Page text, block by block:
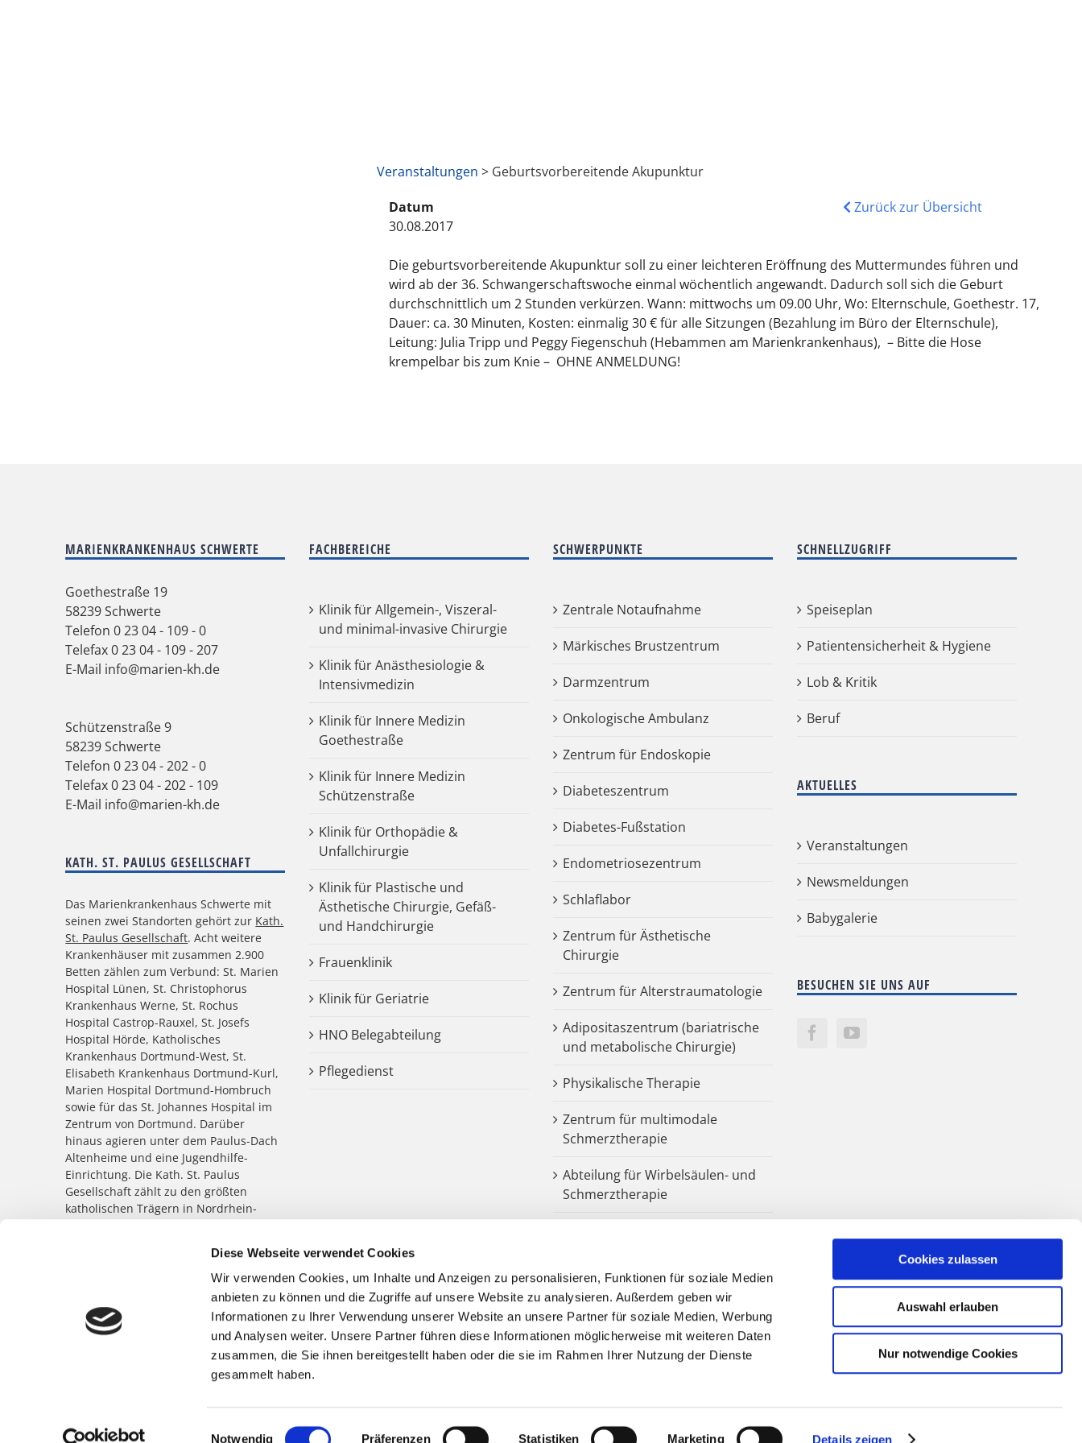
Diese Webseite verwendet Cookies
Wir verwenden Cookies, um Inhalte und Anzeigen zu personalisieren, Funktionen für soziale Medien
anbieten zu können und die Zugriffe auf unsere Website zu analysieren. Außerdem geben wir
Informationen zu Ihrer Verwendung unserer Website an unsere Partner für soziale Medien, Werbung
und Analysen weiter. Unsere Partner führen diese Informationen möglicherweise mit weiteren Daten
zusammen, die Sie ihnen bereitgestellt haben oder die sie im Rahmen Ihrer Nutzung der Dienste
gesammelt haben.
Einwilligungsauswahl
Notwendig Präferenzen Statistiken Marketing Details zeigen
Cookies zulassen
Auswahl erlauben
Nur notwendige Cookies
Veranstaltungen > Geburtsvorbereitende Akupunktur
Datum
30.08.2017
Zurück zur Übersicht
Die geburtsvorbereitende Akupunktur soll zu einer leichteren Eröffnung des Muttermundes führen und
wird ab der 36. Schwangerschaftswoche einmal wöchentlich angewandt. Dadurch soll sich die Geburt
durchschnittlich um 2 Stunden verkürzen. Wann: mittwochs um 09.00 Uhr, Wo: Elternschule, Goethestr. 17,
Dauer: ca. 30 Minuten, Kosten: einmalig 30 € für alle Sitzungen (Bezahlung im Büro der Elternschule),
Leitung: Julia Tripp und Peggy Fiegenschuh (Hebammen am Marienkrankenhaus), – Bitte die Hose
krempelbar bis zum Knie – OHNE ANMELDUNG!
MARIENKRANKENHAUS SCHWERTE
Goethestraße 19
58239 Schwerte
Telefon0 23 04 - 109 - 0
Telefax 0 23 04 - 109 - 207
E-Mail info@marien-kh.de
Schützenstraße 9
58239 Schwerte
Telefon0 23 04 - 202 - 0
Telefax 0 23 04 - 202 - 109
E-Mail info@marien-kh.de
KATH. ST. PAULUS GESELLSCHAFT
Das Marienkrankenhaus Schwerte mit
seinen zwei Standorten gehört zur Kath.
St. Paulus Gesellschaft. Acht weitere
Krankenhäuser mit zusammen 2.900
Betten zählen zum Verbund: St. Marien
Hospital Lünen, St. Christophorus
Krankenhaus Werne, St. Rochus
Hospital Castrop-Rauxel, St. Josefs
Hospital Hörde, Katholisches
Krankenhaus Dortmund-West, St.
Elisabeth Krankenhaus Dortmund-Kurl,
Marien Hospital Dortmund-Hombruch
sowie für das St. Johannes Hospital im
Zentrum von Dortmund. Darüber
hinaus agieren unter dem Paulus-Dach
Altenheime und eine Jugendhilfe-
Einrichtung. Die Kath. St. Paulus
Gesellschaft zählt zu den größten
katholischen Trägern in Nordrhein-
anvertrauten Patient:innen,
Bewohner:innen, Kinder und
FACHBEREICHE
Klinik für Allgemein-, Viszeral-
und minimal-invasive Chirurgie
Klinik für Anästhesiologie &
Intensivmedizin
Klinik für Innere Medizin
Goethestraße
Klinik für Innere Medizin
Schützenstraße
Klinik für Orthopädie &
Unfallchirurgie
Klinik für Plastische und
Ästhetische Chirurgie, Gefäß-
und Handchirurgie
Frauenklinik
Klinik für Geriatrie
HNO Belegabteilung
Pflegedienst
SCHWERPUNKTE
Zentrale Notaufnahme
Märkisches Brustzentrum
Darmzentrum
Onkologische Ambulanz
Zentrum für Endoskopie
Diabeteszentrum
Diabetes-Fußstation
Endometriosezentrum
Schlaflabor
Zentrum für Ästhetische
Chirurgie
Zentrum für Alterstraumatologie
Adipositaszentrum (bariatrische
und metabolische Chirurgie)
Physikalische Therapie
Zentrum für multimodale
Schmerztherapie
Abteilung für Wirbelsäulen- und
Schmerztherapie
Notarztstandort
Kooperationspartner
SCHNELLZUGRIFF
Speiseplan
Patientensicherheit & Hygiene
Lob & Kritik
Beruf
AKTUELLES
Veranstaltungen
Newsmeldungen
Babygalerie
BESUCHEN SIE UNS AUF